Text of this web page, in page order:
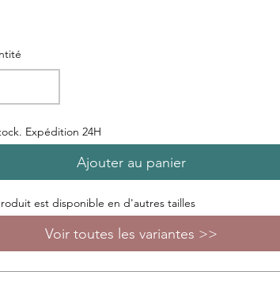
Expédition 24H
Ajouter au panier
est disponible en d'autres tailles
Voir toutes les variantes >>